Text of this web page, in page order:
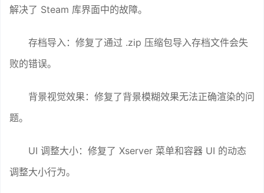
解决了 Steam 库界面中的故障。
存档导入：修复了通过 .zip 压缩包导入存档文件会失
败的错误。
背景视觉效果：修复了背景模糊效果无法正确渲染的问
题。
UI 调整大小：修复了 Xserver 菜单和容器 UI 的动态
调整大小行为。